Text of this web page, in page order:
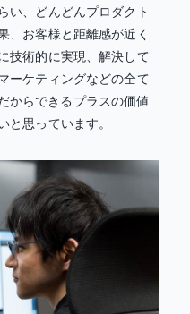
い、どんどんプロダクト
、お客様と距離感が近く
技術的に実現、解決して
ーケティングなどの全て
からできるプラスの価値
と思っています。